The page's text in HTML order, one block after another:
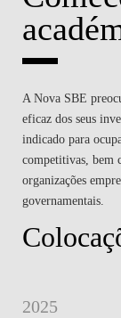
A Nova SBE
eficaz dos seus
indicado para
competitivas, bem
organizações
governamentais.
2025